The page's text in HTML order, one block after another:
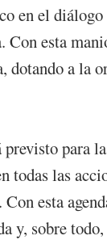
en el
esta
dotando a la
para
todas las
esta
y, sobre